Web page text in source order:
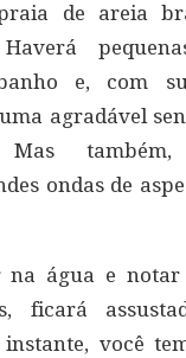
de areia
e, com
agradável
Mas
ondas de
na água e notar
ficará
instante, você